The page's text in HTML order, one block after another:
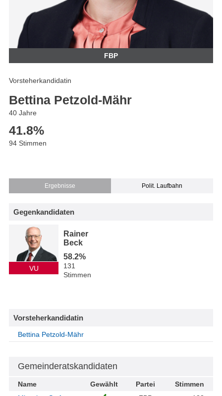
FBP
Vorsteherkandidatin
Bettina Petzold-Mähr
40 Jahre
41.8%
94 Stimmen
Ergebnisse Polit. Laufbahn
Gegenkandidaten
VU
Rainer
Beck
58.2%
131
Stimmen
Vorsteherkandidatin
Bettina Petzold-Mähr
Gemeinderatskandidaten
Name Gewählt Partei
Stimmen